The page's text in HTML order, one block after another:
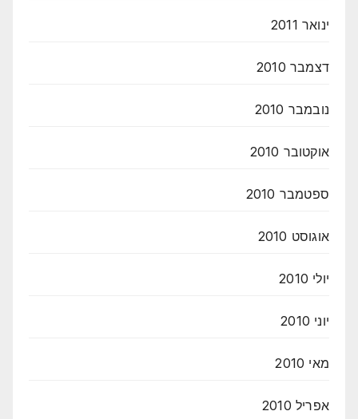
ינואר 2011
דצמבר 2010
נובמבר 2010
אוקטובר 2010
ספטמבר 2010
אוגוסט 2010
יולי 2010
יוני 2010
מאי 2010
אפריל 2010